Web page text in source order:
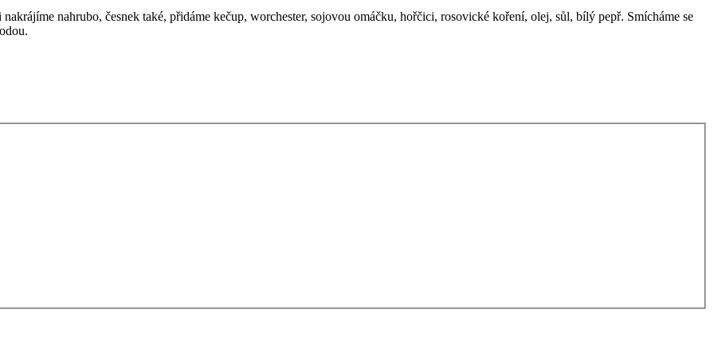
nahrubo, česnek také, přidáme kečup, worchester, sojovou omáčku, hořčici, rosovické koření, olej, sůl, bílý pepř. Smícháme se